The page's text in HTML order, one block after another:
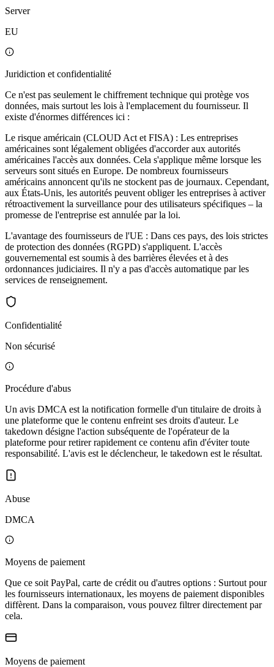
Server
EU
Juridiction et confidentialité
Ce n'est pas seulement le chiffrement technique qui protège vos
données, mais surtout les lois à l'emplacement du fournisseur. Il
existe d'énormes différences ici :
Le risque américain (CLOUD Act et FISA) : Les entreprises
américaines sont légalement obligées d'accorder aux autorités
américaines l'accès aux données. Cela s'applique même lorsque les
serveurs sont situés en Europe. De nombreux fournisseurs
américains annoncent qu'ils ne stockent pas de journaux. Cependant,
aux États-Unis, les autorités peuvent obliger les entreprises à activer
rétroactivement la surveillance pour des utilisateurs spécifiques – la
promesse de l'entreprise est annulée par la loi.
L'avantage des fournisseurs de l'UE : Dans ces pays, des lois strictes
de protection des données (RGPD) s'appliquent. L'accès
gouvernemental est soumis à des barrières élevées et à des
ordonnances judiciaires. Il n'y a pas d'accès automatique par les
services de renseignement.
Confidentialité
Non sécurisé
Procédure d'abus
Un avis DMCA est la notification formelle d'un titulaire de droits à
une plateforme que le contenu enfreint ses droits d'auteur. Le
takedown désigne l'action subséquente de l'opérateur de la
plateforme pour retirer rapidement ce contenu afin d'éviter toute
responsabilité. L'avis est le déclencheur, le takedown est le résultat.
Abuse
DMCA
Moyens de paiement
Que ce soit PayPal, carte de crédit ou d'autres options : Surtout pour
les fournisseurs internationaux, les moyens de paiement disponibles
diffèrent. Dans la comparaison, vous pouvez filtrer directement par
cela.
Moyens de paiement